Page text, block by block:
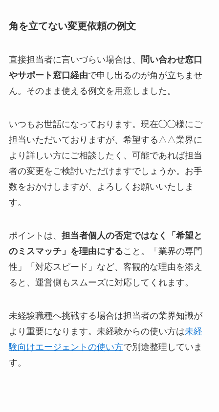
角を立てない変更依頼の例文
直接担当者に言いづらい場合は、
問い合わせ窓口
やサポート窓口経由で申し出るのが角が立ちませ
ん。そのまま使える例文を用意しました。
いつもお世話になっております。現在◯◯様にご
担当いただいておりますが、希望する△△業界に
より詳しい方にご相談したく、可能であれば担当
者の変更をご検討いただけますでしょうか。お手
数をおかけしますが、よろしくお願いいたしま
す。
ポイントは、 担当者個人の否定ではなく「希望と
のミスマッチ」を理由にすること。「業界の専門
性」「対応スピード」など、客観的な理由を添え
ると、運営側もスムーズに対応してくれます。
未経験職種へ挑戦する場合は担当者の業界知識が
より重要になります。未経験からの使い方は未経
験向けエージェントの使い方で別途整理していま
す。